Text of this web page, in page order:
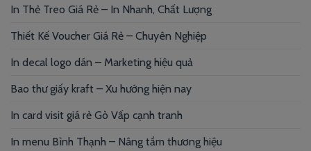
In Thẻ Treo Giá Rẻ – In Nhanh, Chất Lượng
Thiết Kế Voucher Giá Rẻ – Chuyên Nghiệp
In decal logo dán – Marketing hiệu quả
Bao thư giấy kraft – Xu hướng hiện nay
In card visit giá rẻ Gò Vấp cạnh tranh
In menu Bình Thạnh – Nâng tầm thương hiệu